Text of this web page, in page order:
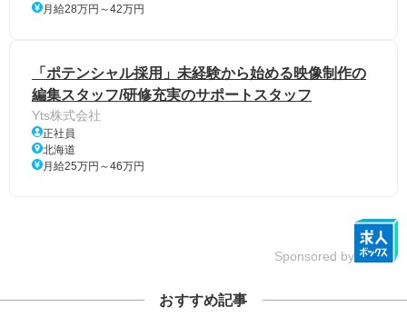
月給28万円～42万円
「ポテンシャル採用」未経験から始める映像制作の
編集スタッフ/研修充実のサポートスタッフ
Yts株式会社
正社員
北海道
月給25万円～46万円
Sponsored by
おすすめ記事